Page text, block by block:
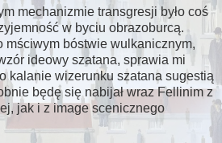
mechanizmie transgresji było coś
w byciu obrazoburcą.
mściwym bóstwie wulkanicznym,
ideowy szatana, sprawia mi
kalanie wizerunku szatana sugestią
będę się nabijał wraz Fellinim z
jak i z image scenicznego